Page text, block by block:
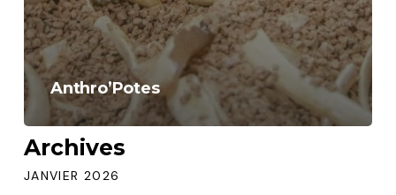
Anthro’Potes
Archives
JANVIER 2026